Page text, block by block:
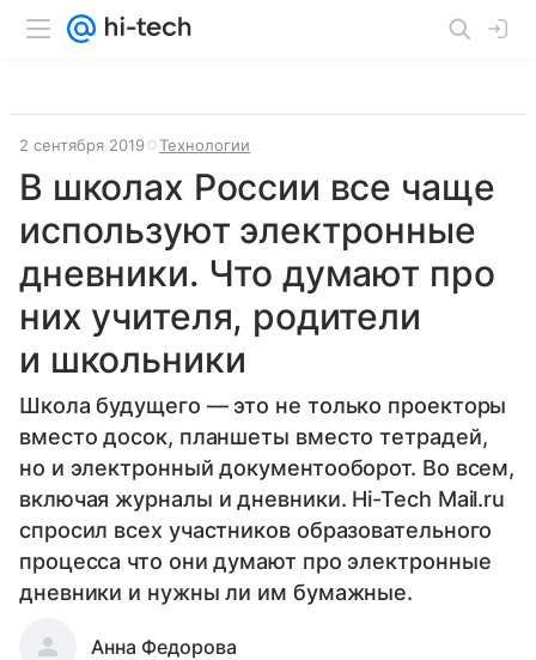
2 сентября 2019 Технологии
В школах России все чаще
используют электронные
дневники. Что думают про
них учителя, родители
и школьники
Школа будущего — это не только проекторы
вместо досок, планшеты вместо тетрадей,
но и электронный документооборот. Во всем,
включая журналы и дневники. Hi-Tech Mail.ru
спросил всех участников образовательного
процесса что они думают про электронные
дневники и нужны ли им бумажные.
Анна Федорова